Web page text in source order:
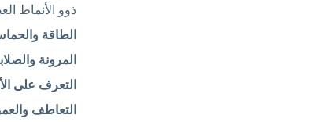
ذوو الأنماط
الطاقة
المرونة
التعرف على
التعاطف